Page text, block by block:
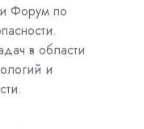
Форум по
в области
и